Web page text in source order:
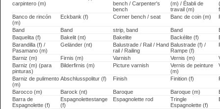
carpintero (m)
bench / Carpenter's
bench
(m) / Établi de
travail (m)
Banco de rincón
(m)
Eckbank (f) Corner bench / seat Banc de coin (m)
Band Band strip, band Band
Baquelita (f)
Bakelit (nt) Bakelite Backélite (f)
Barandilla (f) /
Pasamano (m)
Geländer (nt)
Balustrade / Rail / Hand
rail / Railing
Balustrade (f) /
Rampe (f)
Barniz (m) Firnis (m) Varnish Vernis (m)
Barniz (m) (para
pinturas)
Bilderfirnis (m) Picture varnish
Vernis de peinture
(m)
Barniz de pulimento
(m)
Abschlusspolitur (f) Finish Finition (f)
Barocco (m) Barock (nt) Baroque Baroque (m)
Barra de
Espagnolette (f)
Espagnolettestange
(f)
Espagnolette rod
Tringle
Espagnolette (f)